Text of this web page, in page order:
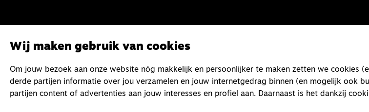
Wij maken gebruik van cookies
Om jouw bezoek aan onze website nóg makkelijk en persoonlijker te maken zetten we cookies
derde partijen informatie over jou verzamelen en jouw internetgedrag binnen (en mogelijk ook
partijen content of advertenties aan jouw interesses en profiel aan. Daarnaast is het dankzij